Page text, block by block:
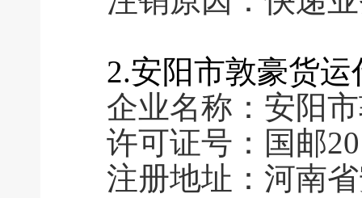
2.安阳市敦豪货
企业名称：安阳
许可证号：国邮
注册地址：河南